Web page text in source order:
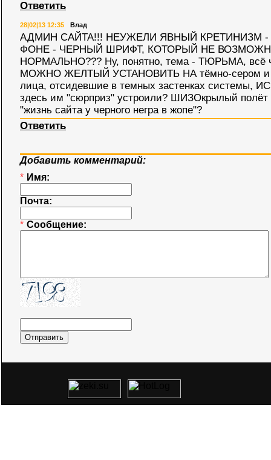
Ответить
28|02|13 12:35 Влад
АДМИН САЙТА!!! НЕУЖЕЛИ ЯВНЫЙ КРЕТИНИЗМ
ФОНЕ - ЧЕРНЫЙ ШРИФТ, КОТОРЫЙ НЕ
НОРМАЛЬНО??? Ну, понятно, тема - ТЮРЬМА, всё
МОЖНО ЖЕЛТЫЙ УСТАНОВИТЬ НА тёмно-сером и
лица, отсидевшие в темных застенках системы,
здесь им "сюрприз" устроили? ШИЗОкрылый полёт
"жизнь сайта у черного негра в жопе"?
Ответить
Добавить комментарий:
* Имя:
Почта:
* Сообщение: